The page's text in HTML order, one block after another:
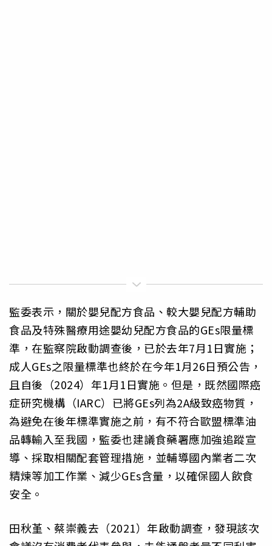
監委表示，關於嬰兒配方食品、較大嬰兒配方輔助
食品及特殊醫療用途嬰幼兒配方食品的GEs限量標
準，在監察院啟動調查後，已於去年7月1日實施；
成人GEs之限量標準也終於在今年1月26日預公告，
且自後（2024）年1月1日實施。但是，既然國際癌
症研究機構（IARC）已將GEs列為2A級致癌物質，
為避免在後年標準實施之前，有不符合歐盟標準油
品轉輸入至我國，監委也建議食藥署應加強追蹤宣
導、採取相關配套管理措施，並輔導國內業者二次
精煉等加工作業、減少GEs含量，以確保國人飲食
安全。
田秋堇、蔡崇義去（2021）年啟動調查，發現該次